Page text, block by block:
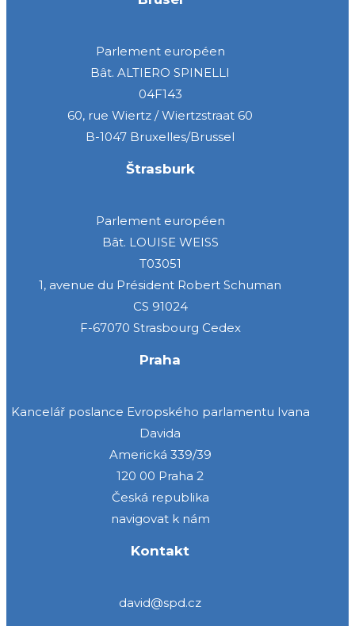
Parlement européen
Bât. ALTIERO SPINELLI
04F143
60, rue Wiertz / Wiertzstraat 60
B-1047 Bruxelles/Brussel
Štrasburk
Parlement européen
Bât. LOUISE WEISS
T03051
1, avenue du Président Robert Schuman
CS 91024
F-67070 Strasbourg Cedex
Praha
Kancelář poslance Evropského parlamentu Ivana
Davida
Americká 339/39
120 00 Praha 2
Česká republika
navigovat k nám
Kontakt
david@spd.cz